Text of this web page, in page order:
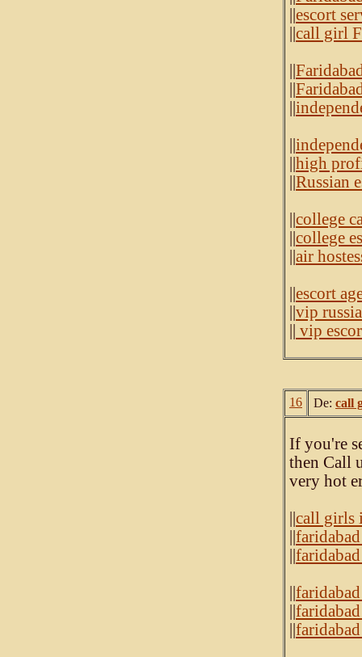
escort
call girl
high
Russian
college
college
air
escort
vip
vip
16 De: call
If you're
then Call
very hot
call girls